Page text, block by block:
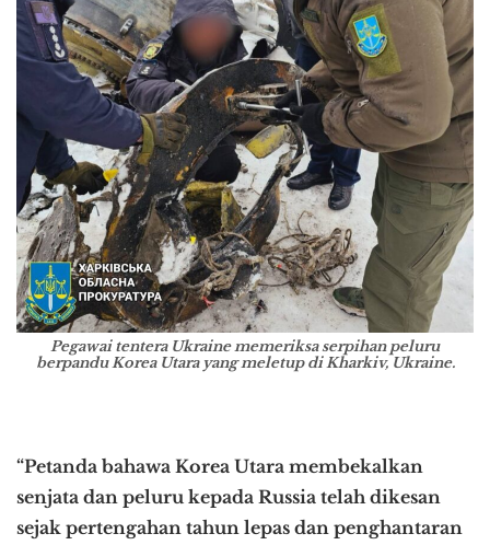
Pegawai tentera Ukraine memeriksa serpihan peluru
berpandu Korea Utara yang meletup di Kharkiv, Ukraine.
“Petanda bahawa Korea Utara membekalkan
senjata dan peluru kepada Russia telah dikesan
sejak pertengahan tahun lepas dan penghantaran